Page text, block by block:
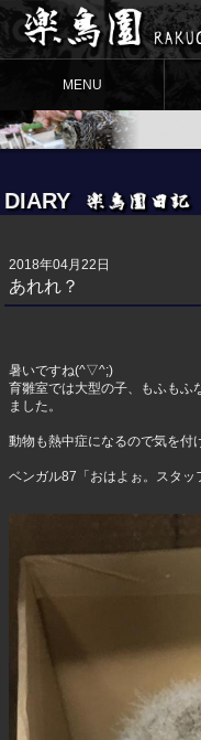
MENU
DIARY
2018年04月22日
あれれ？
暑いですね(^▽^;)
育雛室では大型の子、もふもふ
ました。
動物も熱中症になるので気を付
ベンガル87「おはよぉ。スタッ